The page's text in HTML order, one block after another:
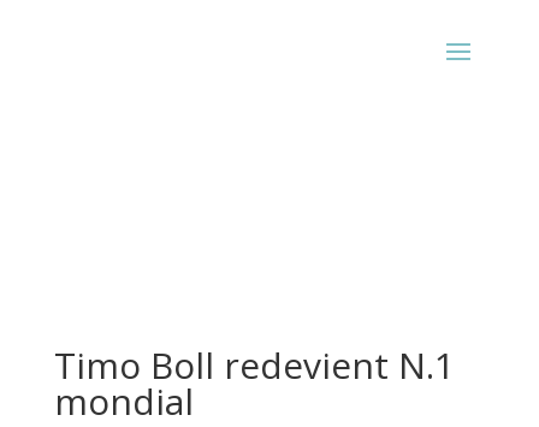
Timo Boll redevient N.1
mondial